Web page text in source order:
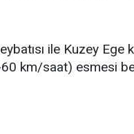
ile Kuzey Ege
km/saat) esmesi